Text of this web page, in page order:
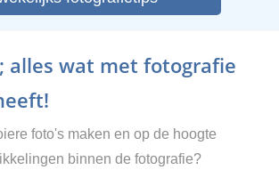
alles wat met fotografie
foto's maken en op de hoogte
binnen de fotografie?